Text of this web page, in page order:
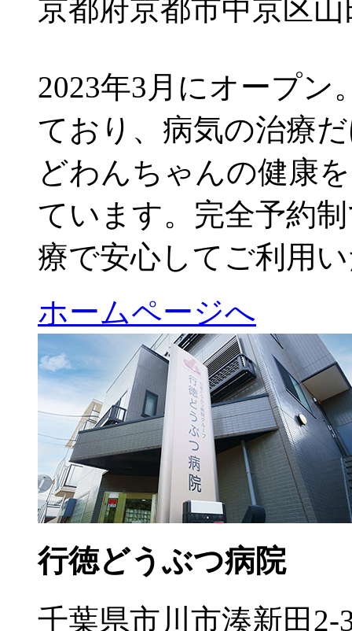
京都府京都市中京区山
2023年3月にオープン
ており、病気の治療
どわんちゃんの健康
ています。完全予約
療で安心してご利用
ホームページへ
行徳どうぶつ病院
千葉県市川市湊新田2-